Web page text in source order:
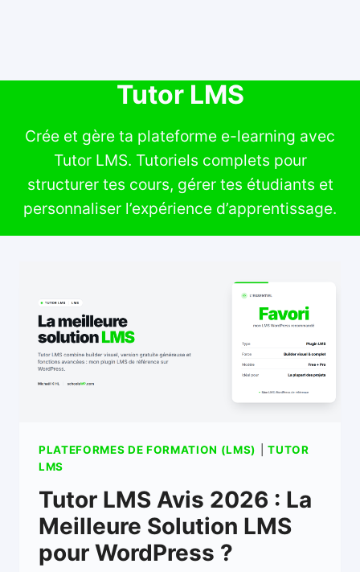
Tutor LMS
Crée et gère ta plateforme e-learning avec
Tutor LMS. Tutoriels complets pour
structurer tes cours, gérer tes étudiants et
personnaliser l’expérience d’apprentissage.
PLATEFORMES DE FORMATION (LMS) |TUTOR
LMS
Tutor LMS Avis 2026 : La
Meilleure Solution LMS
pour WordPress ?